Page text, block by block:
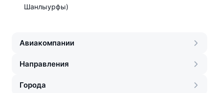
Шанлыурфы)
Авиакомпании
Направления
Города